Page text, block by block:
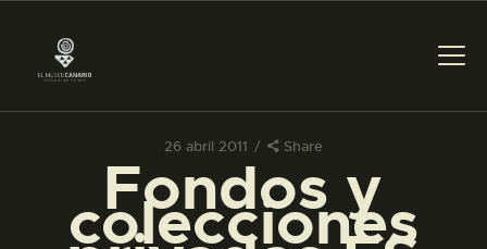
26 abril 2011 Share
Fondos y
colecciones
PREPARAR LA VISITA